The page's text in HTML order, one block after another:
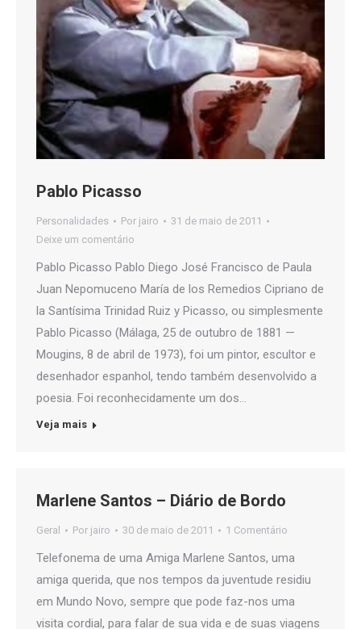
Pablo Picasso
Personalidades Por jairo
31 de maio de 2011
Deixe um comentário
Pablo Picasso Pablo Diego José Francisco de Paula
Juan Nepomuceno María de los Remedios Cipriano de
la Santísima Trinidad Ruiz y Picasso, ou simplesmente
Pablo Picasso (Málaga, 25 de outubro de 1881 —
Mougins, 8 de abril de 1973), foi um pintor, escultor e
desenhador espanhol, tendo também desenvolvido a
poesia. Foi reconhecidamente um dos…
Veja mais
Marlene Santos – Diário de Bordo
Geral Por jairo 30 de maio de 2011 1 Comentário
Telefonema de uma Amiga Marlene Santos, uma
amiga querida, que nos tempos da juventude residiu
em Mundo Novo, sempre que pode faz-nos uma
visita cordial, para falar de sua vida e de suas viagens